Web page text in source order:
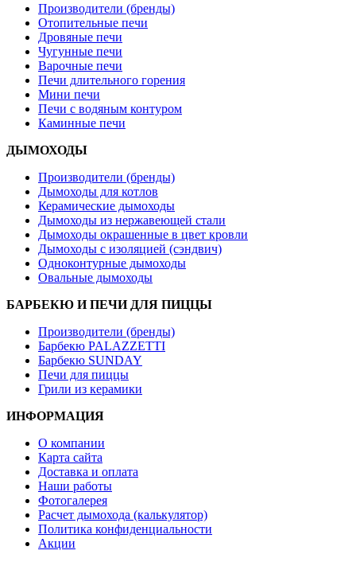
Производители (бренды)
Отопительные печи
Дровяные печи
Чугунные печи
Варочные печи
Печи длительного горения
Мини печи
Печи с водяным контуром
Каминные печи
ДЫМОХОДЫ
Производители (бренды)
Дымоходы для котлов
Керамические дымоходы
Дымоходы из нержавеющей стали
Дымоходы окрашенные в цвет кровли
Дымоходы с изоляцией (сэндвич)
Одноконтурные дымоходы
Овальные дымоходы
БАРБЕКЮ И ПЕЧИ ДЛЯ ПИЦЦЫ
Производители (бренды)
Барбекю PALAZZETTI
Барбекю SUNDAY
Печи для пиццы
Грили из керамики
ИНФОРМАЦИЯ
О компании
Карта сайта
Доставка и оплата
Наши работы
Фотогалерея
Расчет дымохода (калькулятор)
Политика конфиденциальности
Акции